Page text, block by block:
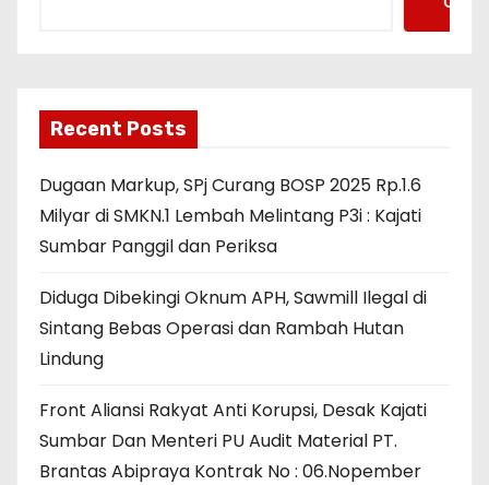
Recent Posts
Dugaan Markup, SPj Curang BOSP 2025 Rp.1.6
Milyar di SMKN.1 Lembah Melintang P3i : Kajati
Sumbar Panggil dan Periksa
Diduga Dibekingi Oknum APH, Sawmill Ilegal di
Sintang Bebas Operasi dan Rambah Hutan
Lindung
Front Aliansi Rakyat Anti Korupsi, Desak Kajati
Sumbar Dan Menteri PU Audit Material PT.
Brantas Abipraya Kontrak No : 06.Nopember